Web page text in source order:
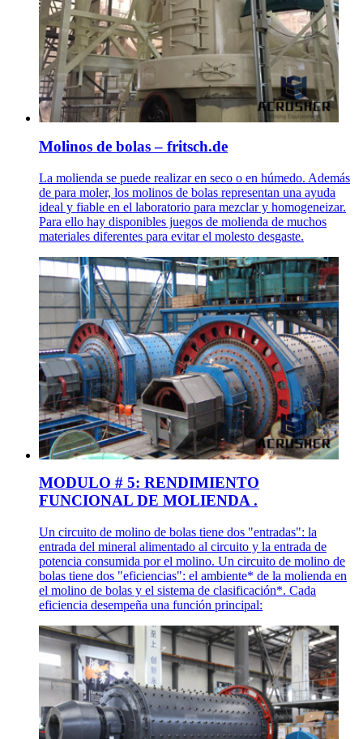
Molinos de bolas – fritsch.de
La molienda se puede realizar en seco o en húmedo. Además
de para moler, los molinos de bolas representan una ayuda
ideal y fiable en el laboratorio para mezclar y homogeneizar.
Para ello hay disponibles juegos de molienda de muchos
materiales diferentes para evitar el molesto desgaste.
MODULO # 5: RENDIMIENTO
FUNCIONAL DE MOLIENDA .
Un circuito de molino de bolas tiene dos "entradas": la
entrada del mineral alimentado al circuito y la entrada de
potencia consumida por el molino. Un circuito de molino de
bolas tiene dos "eficiencias": el ambiente* de la molienda en
el molino de bolas y el sistema de clasificación*. Cada
eficiencia desempeña una función principal: